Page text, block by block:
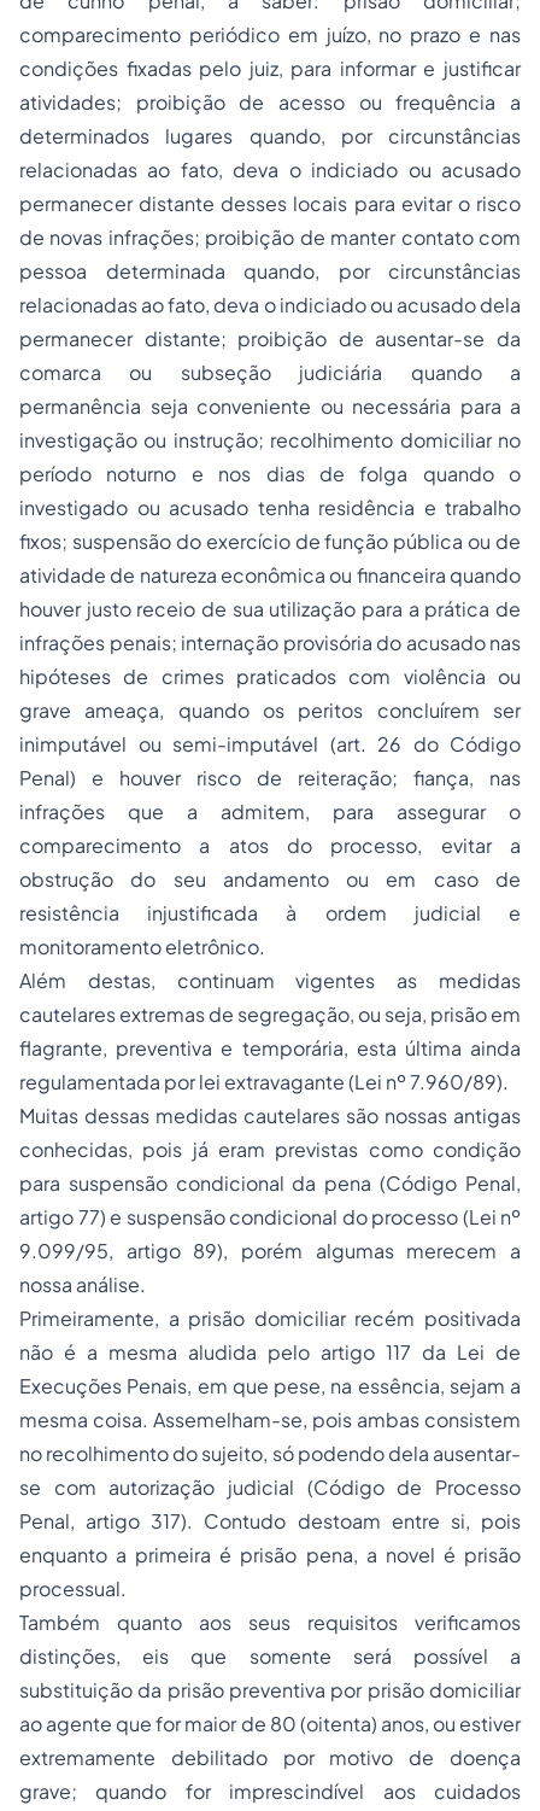
comparecimento periódico em juízo, no prazo e nas
condições fixadas pelo juiz, para informar e justificar
atividades; proibição de acesso ou frequência a
determinados lugares quando, por circunstâncias
relacionadas ao fato, deva o indiciado ou acusado
permanecer distante desses locais para evitar o risco
de novas infrações; proibição de manter contato com
pessoa determinada quando, por circunstâncias
relacionadas ao fato, deva o indiciado ou acusado dela
permanecer distante; proibição de ausentar-se da
comarca ou subseção judiciária quando a
permanência seja conveniente ou necessária para a
investigação ou instrução; recolhimento domiciliar no
período noturno e nos dias de folga quando o
investigado ou acusado tenha residência e trabalho
fixos; suspensão do exercício de função pública ou de
atividade de natureza econômica ou financeira quando
houver justo receio de sua utilização para a prática de
infrações penais; internação provisória do acusado nas
hipóteses de crimes praticados com violência ou
grave ameaça, quando os peritos concluírem ser
inimputável ou semi-imputável (art. 26 do Código
Penal) e houver risco de reiteração; fiança, nas
infrações que a admitem, para assegurar o
comparecimento a atos do processo, evitar a
obstrução do seu andamento ou em caso de
resistência injustificada à ordem judicial e
monitoramento eletrônico.
Além destas, continuam vigentes as medidas
cautelares extremas de segregação, ou seja, prisão em
flagrante, preventiva e temporária, esta última ainda
regulamentada por lei extravagante (Lei nº 7.960/89).
Muitas dessas medidas cautelares são nossas antigas
conhecidas, pois já eram previstas como condição
para suspensão condicional da pena (Código Penal,
artigo 77) e suspensão condicional do processo (Lei nº
9.099/95, artigo 89), porém algumas merecem a
nossa análise.
Primeiramente, a prisão domiciliar recém positivada
não é a mesma aludida pelo artigo 117 da Lei de
Execuções Penais, em que pese, na essência, sejam a
mesma coisa. Assemelham-se, pois ambas consistem
no recolhimento do sujeito, só podendo dela ausentar-
se com autorização judicial (Código de Processo
Penal, artigo 317). Contudo destoam entre si, pois
enquanto a primeira é prisão pena, a novel é prisão
processual.
Também quanto aos seus requisitos verificamos
distinções, eis que somente será possível a
substituição da prisão preventiva por prisão domiciliar
ao agente que for maior de 80 (oitenta) anos, ou estiver
extremamente debilitado por motivo de doença
grave; quando for imprescindível aos cuidados